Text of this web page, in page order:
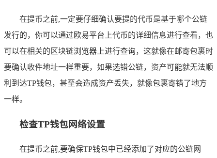
在提币之前,一定要仔细确认要提的代币是基于哪个公链
发行的，你可以通过欧易平台上代币的详细信息进行查看，也
可以在相关的区块链浏览器上进行查询，这就像在邮寄包裹时
要确认收件地址一样重要，如果选错公链，资产可能就无法顺
利到达TP钱包，甚至会造成资产丢失，就像包裹寄错了地方
一样。
检查TP钱包网络设置
在提币之前,要确保TP钱包中已经添加了对应的公链网